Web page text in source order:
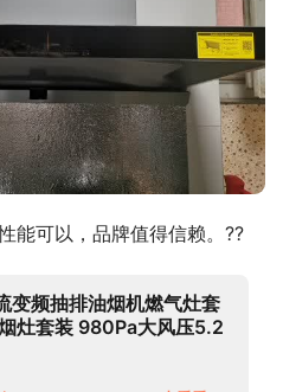
能可以，品牌值得信赖。??
变频抽排油烟机燃气灶套
灶套装 980Pa大风压5.2